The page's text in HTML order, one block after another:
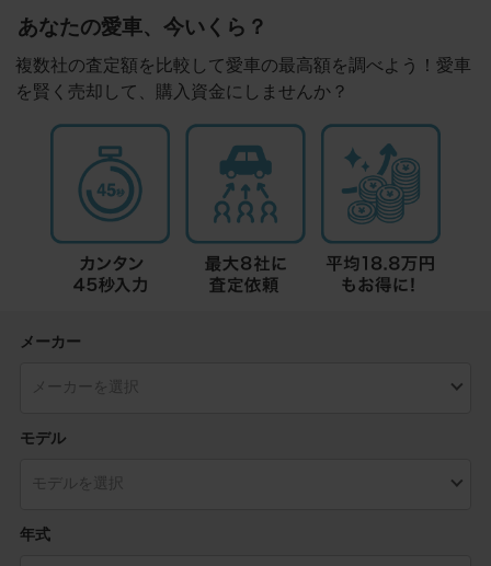
あなたの愛車、今いくら？
複数社の査定額を比較して愛車の最高額を調べよう！愛車
を賢く売却して、購入資金にしませんか？
メーカー
モデル
年式